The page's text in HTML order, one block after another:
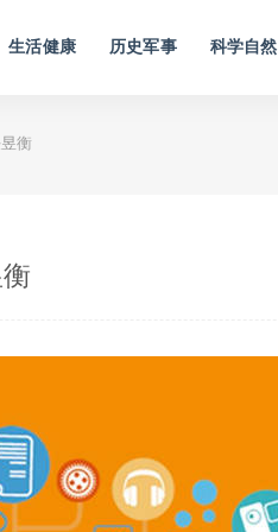
生活健康 历史军事 科学自然
衡